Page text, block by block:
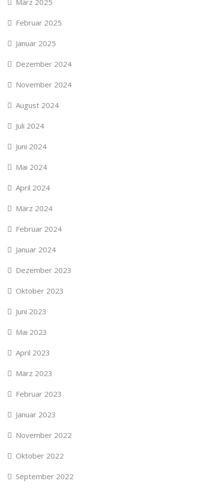
März 2025
Februar 2025
Januar 2025
Dezember 2024
November 2024
August 2024
Juli 2024
Juni 2024
Mai 2024
April 2024
März 2024
Februar 2024
Januar 2024
Dezember 2023
Oktober 2023
Juni 2023
Mai 2023
April 2023
März 2023
Februar 2023
Januar 2023
November 2022
Oktober 2022
September 2022